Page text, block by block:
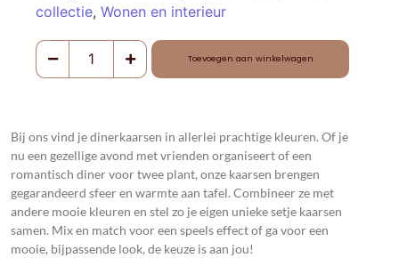
collectie, Wonen en interieur
Toevoegen aan winkelwagen
Bij ons vind je dinerkaarsen in allerlei prachtige kleuren. Of je
nu een gezellige avond met vrienden organiseert of een
romantisch diner voor twee plant, onze kaarsen brengen
gegarandeerd sfeer en warmte aan tafel. Combineer ze met
andere mooie kleuren en stel zo je eigen unieke setje kaarsen
samen. Mix en match voor een speels effect of ga voor een
mooie, bijpassende look, de keuze is aan jou!